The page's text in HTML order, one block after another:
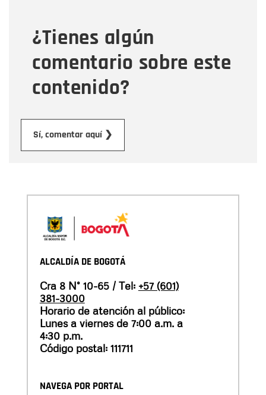
¿Tienes algún
comentario sobre este
contenido?
Sí, comentar aquí ❯
Mensaje
ALCALDÍA DE BOGOTÁ
Cra 8 N° 10-65 / Tel: +57 (601)
381-3000
Horario de atención al público:
Lunes a viernes de 7:00 a.m. a
4:30 p.m.
Código postal: 111711
NAVEGA POR PORTAL